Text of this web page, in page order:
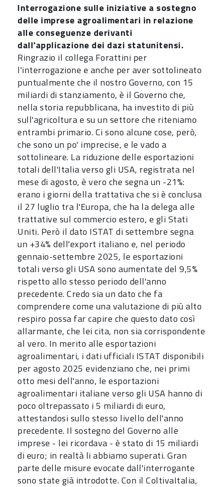
Interrogazione sulle iniziative a sostegno
delle imprese agroalimentari in relazione
alle conseguenze derivanti
dall'applicazione dei dazi statunitensi.
Ringrazio il collega Forattini per
l'interrogazione e anche per aver sottolineato
puntualmente che il nostro Governo, con 15
miliardi di stanziamento, è il Governo che,
nella storia repubblicana, ha investito di più
sull'agricoltura e su un settore che riteniamo
entrambi primario. Ci sono alcune cose, però,
che sono un po' imprecise, e le vado a
sottolineare. La riduzione delle esportazioni
totali dell'Italia verso gli USA, registrata nel
mese di agosto, è vero che segna un -21%:
erano i giorni della trattativa che si è conclusa
il 27 luglio tra l'Europa, che ha la delega alle
trattative sul commercio estero, e gli Stati
Uniti. Però il dato ISTAT di settembre segna
un +34% dell'export italiano e, nel periodo
gennaio-settembre 2025, le esportazioni
totali verso gli USA sono aumentate del 9,5%
rispetto allo stesso periodo dell'anno
precedente. Credo sia un dato che fa
comprendere come una valutazione di più alto
respiro possa far capire che questo dato così
allarmante, che lei cita, non sia corrispondente
al vero. In merito alle esportazioni
agroalimentari, i dati ufficiali ISTAT disponibili
per agosto 2025 evidenziano che, nei primi
otto mesi dell'anno, le esportazioni
agroalimentari italiane verso gli USA hanno di
poco oltrepassato i 5 miliardi di euro,
attestandosi sullo stesso livello dell'anno
precedente. Il sostegno del Governo alle
imprese - lei ricordava - è stato di 15 miliardi
di euro; in realtà li abbiamo superati. Gran
parte delle misure evocate dall'interrogante
sono state già introdotte. Con il ColtivaItalia,